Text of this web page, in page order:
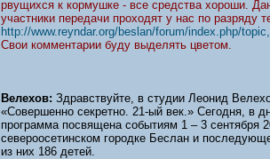
рвущихся к кормушке - все средства хороши.
участники передачи проходят у нас по разряду
http://www.reyndar.org/beslan/forum/index.php/
Свои комментарии буду выделять цветом.
Велехов: Здравствуйте, в студии Леонид
«Совершенно секретно. 21-ый век.» Сегодня, в
программа посвящена событиям 1 – 3 сентября
североосетинском городке Беслан и
из них 186 детей.